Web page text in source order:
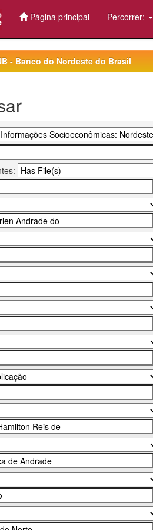
Página principal Percorrer:
- Banco do Nordeste do Brasil